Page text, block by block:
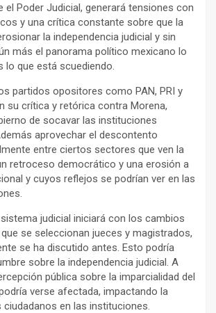
el Poder Judicial, generará tensiones con
y una crítica constante sobre que la
la independencia judicial y sin
más el panorama político mexicano lo
lo que está scuediendo.
partidos opositores como PAN, PRI y
su crítica y retórica contra Morena,
de socavar las instituciones
aprovechar el descontento
entre ciertos sectores que ven la
retroceso democrático y una erosión a
y cuyos reflejos se podrían ver en las
judicial iniciará con los cambios
se seleccionan jueces y magistrados,
se ha discutido antes. Esto podría
sobre la independencia judicial. A
pública sobre la imparcialidad del
verse afectada, impactando la
en las instituciones.